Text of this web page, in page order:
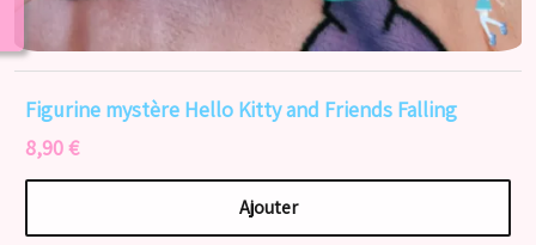
Figurine mystère Hello Kitty and Friends Falling
8,90 €
Ajouter